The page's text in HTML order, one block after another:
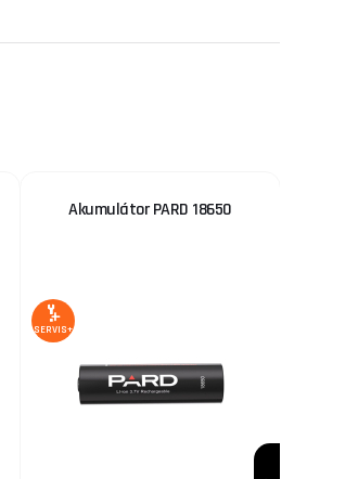
Akumulátor PARD 18650
SERVIS+